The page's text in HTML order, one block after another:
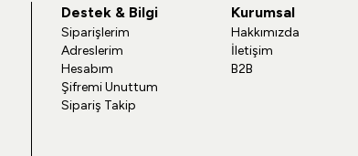
Destek & Bilgi
Siparişlerim
Adreslerim
Hesabım
Şifremi Unuttum
Sipariş Takip
Kurumsal
Hakkımızda
İletişim
B2B